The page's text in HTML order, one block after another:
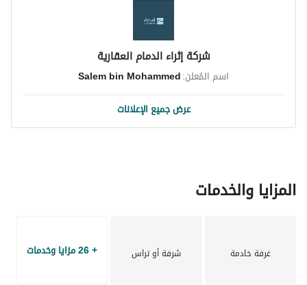
حلول مالية لتوفير الدفعة الأولى
شركة إثراء الدمام العقارية
اسم المُعلن:Salem bin Mohammed
عرض جميع الإعلانات
المزايا والخدمات
غرفة خادمة شرفة أو تراس + 26 مزايا وخدمات